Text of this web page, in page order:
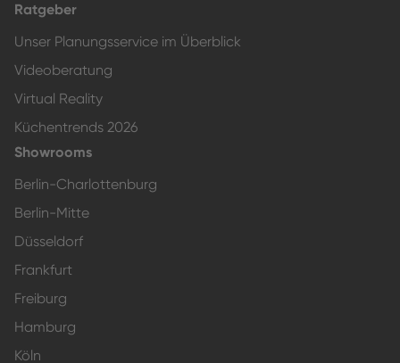
Ratgeber
Unser Planungsservice im Überblick
Videoberatung
Virtual Reality
Küchentrends 2026
Showrooms
Berlin-Charlottenburg
Berlin-Mitte
Düsseldorf
Frankfurt
Freiburg
Hamburg
Köln